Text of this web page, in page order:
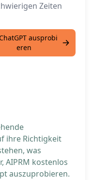
Zeiten
ausprobi
eren
ihre Richtigkeit
was
AIPRM kostenlos
auszuprobieren.